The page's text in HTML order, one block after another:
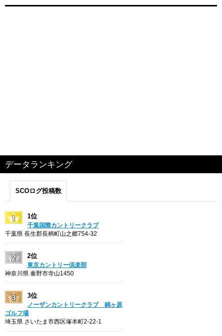
データランキング
SCOログ投稿数
1位
千葉国際カントリークラブ
千葉県 長生郡長柄町山之郷754-32
2位
東京カントリー倶楽部
神奈川県 秦野市寺山1450
3位
ノーザンカントリークラブ 錦ヶ原
ゴルフ場
埼玉県 さいたま市西区塚本町2-22-1